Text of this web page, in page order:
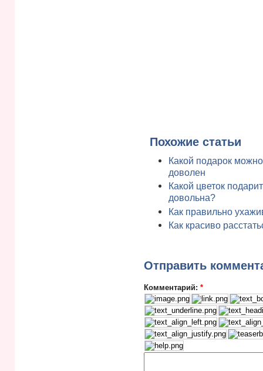
Похожие статьи
Какой подарок
доволен
Какой цветок
довольна?
Как правильно
Как красиво
Отправить
Комментарий: *